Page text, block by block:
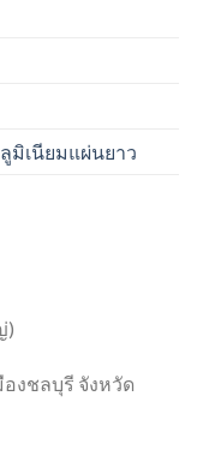
มิเนียมแผ่นยาว
)
งชลบุรี จังหวัด